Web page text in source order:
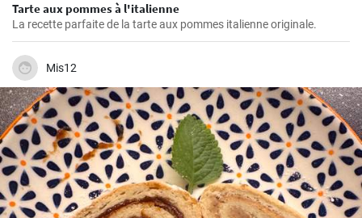
Tarte aux pommes à l'italienne
La recette parfaite de la tarte aux pommes italienne originale.
Mis12